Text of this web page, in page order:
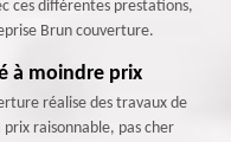
ces différentes prestations,
Brun couverture.
à moindre prix
réalise des travaux de
raisonnable, pas cher